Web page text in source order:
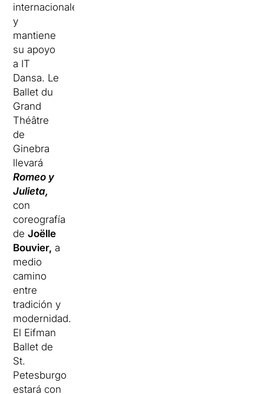
internacionales
y
mantiene
su apoyo
a IT
Dansa. Le
Ballet du
Grand
Théâtre
de
Ginebra
llevará
Romeo y
Julieta,
con
coreografía
deJoëlle
Bouvier, a
medio
camino
entre
tradición y
modernidad.
El Eifman
Ballet de
St.
Petesburgo
estará con